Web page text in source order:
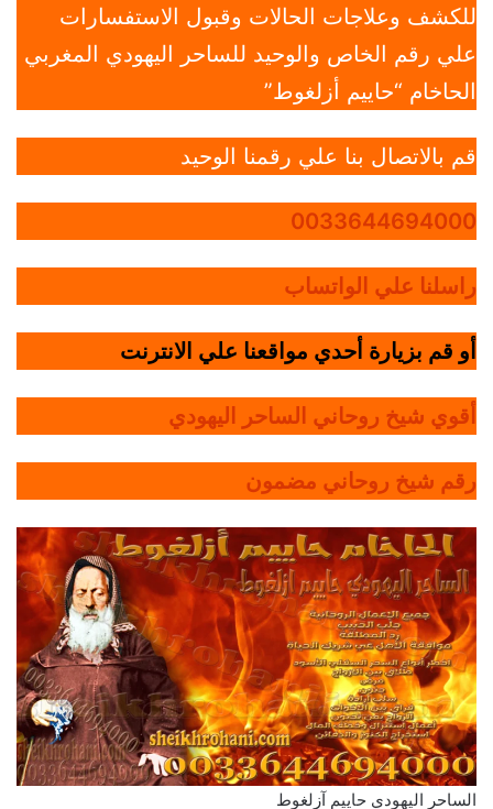
للكشف وعلاجات الحالات وقبول الاستفسارات
علي رقم الخاص والوحيد للساحر اليهودي المغربي
الحاخام “حاييم أزلغوط”
قم بالاتصال بنا علي رقمنا الوحيد
0033644694000
راسلنا علي الواتساب
أو قم بزيارة أحدي مواقعنا علي الانترنت
أقوي شيخ روحاني الساحر اليهودي
رقم شيخ روحاني مضمون
الساحر اليهودي حاييم آزلغوط